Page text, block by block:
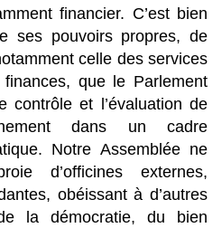
financier. C’est bien
ses pouvoirs propres, de
celle des services
que le Parlement
contrôle et l’évaluation de
dans un cadre
Notre Assemblée ne
d’officines externes,
obéissant à d’autres
la démocratie, du bien